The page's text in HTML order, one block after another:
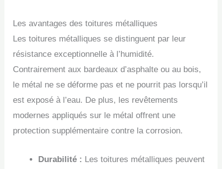
Les avantages des toitures métalliques
Les toitures métalliques se distinguent par leur
résistance exceptionnelle à l’humidité.
Contrairement aux bardeaux d’asphalte ou au bois,
le métal ne se déforme pas et ne pourrit pas lorsqu’il
est exposé à l’eau. De plus, les revêtements
modernes appliqués sur le métal offrent une
protection supplémentaire contre la corrosion.
Durabilité : Les toitures métalliques peuvent